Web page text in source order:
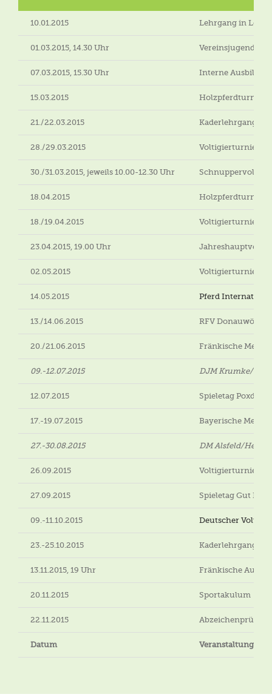
10.01.2015 Lehrgang in Lohe
01.03.2015, 14.30 Uhr
07.03.2015, 15.30 Uhr Interne
15.03.2015 Holzpferdturnier
21./22.03.2015 Kaderlehrgang
28./29.03.2015 Voltigierturnier
30./31.03.2015, jeweils 10.00-12.30 Uhr
18.04.2015 Holzpferdturnier
18./19.04.2015 Voltigierturnier
23.04.2015, 19.00 Uhr
02.05.2015 Voltigierturnier
14.05.2015 Pferd
13./14.06.2015 RFV Donauwörth-
20./21.06.2015 Fränkische
09.-12.07.2015 DJM Krumke/
12.07.2015 Spieletag Poxdorf
17.-19.07.2015 Bayerische
27.-30.08.2015 DM Alsfeld/Hessen
26.09.2015 Voltigierturnier
27.09.2015 Spieletag Gut
09.-11.10.2015 Deutscher
23.-25.10.2015 Kaderlehrgang
13.11.2015, 19 Uhr Fränkische
20.11.2015 Sportakulum
22.11.2015
Datum Veranstaltung